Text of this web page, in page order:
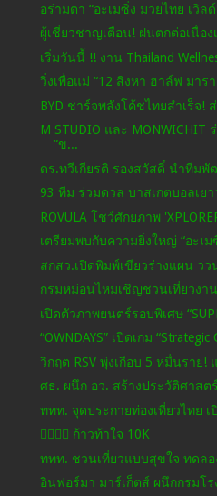
อร่ามตา “อะเมซิ่ง มวยไทย เวิล
ผู้เชี่ยวชาญเตือน! ฝนตกต่อเนื่อง
เริ่มวันนี้ !! งาน Thailand
วิ่งเพื่อแม่ “12 สิงหา ฮาล์ฟ มาร
BYD ชาร์จพลังโค้ชไทยสำเร็จ!
M STUDIO และ MONWICHIT
“ข...
ดร.ทวีเกียรติ รองสวัสดิ์ นำทีม
93 ทีม ร่วมดวล บาสเกตบอลเย
ROVULA โชว์ศักยภาพ
เตรียมพบกับความยิ่งใหญ่ “อะเม
สกสว.เปิดพิมพ์เขียวร่างแผน ว
กรมหม่อนไหมเชิญชวนเที่ยวงาน
เปิดตัวภาพยนตร์รอบพิเศษ
“OWNDAYS” เปิดเกม
วิกฤต RSV พุ่งเกือบ 5 หมื่นราย!
ศธ. ผนึก อว. สร้างประวัติศาสต
ททท. จุดประกายท่องเที่ยวไทย เ
🏃‍♂️🏃‍♀️ ก้าวท้าใจ 10K
ททท. ชวนเที่ยวแบบสุขใจ ทดลอ
อินฟอร์มา มาร์เก็ตส์ ผนึกกรมโ